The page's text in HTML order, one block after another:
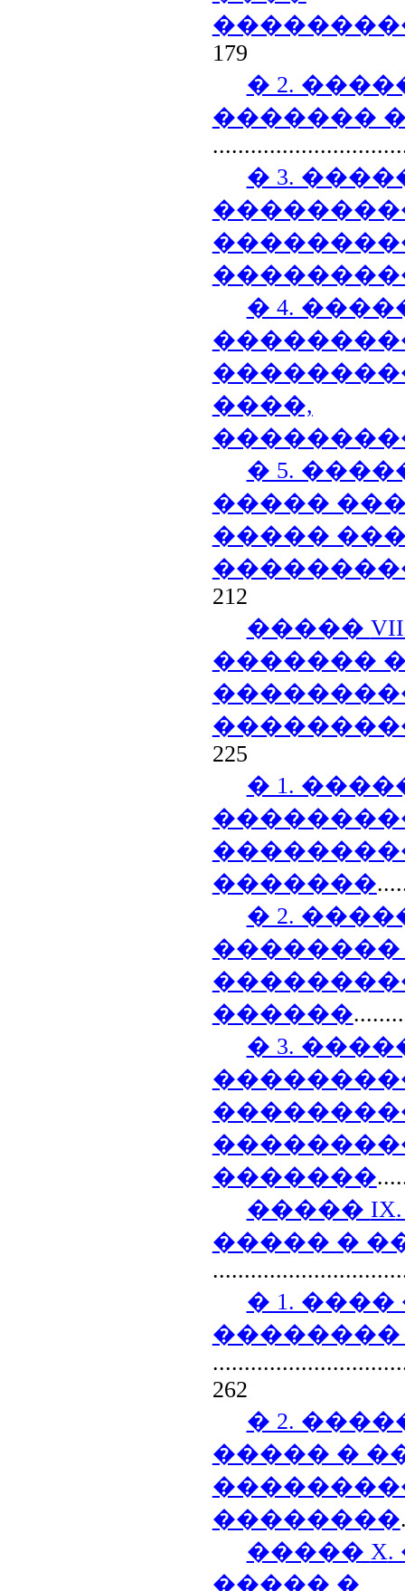
179
� 2.
�������
� 3.
� 4.
����,
� 5.
�����
�����
212
�����
�������
225
� 1.
�������
� 2.
��������
������
� 3.
�������
����� IX
����� �
� 1.
262
� 2.
����� �
��������
����� X.
����� �